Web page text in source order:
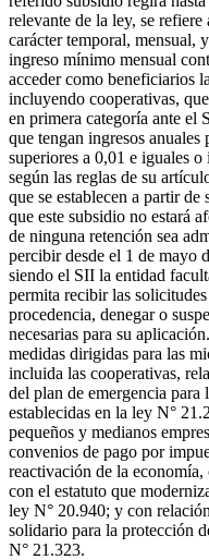
relevante de la ley, se
carácter temporal, mensual,
ingreso mínimo mensual
acceder como beneficiarios
incluyendo cooperativas,
en primera categoría ante el
que tengan ingresos
superiores a 0,01 e iguales
según las reglas de su
que se establecen a partir
que este subsidio no estará
de ninguna retención sea
percibir desde el 1 de mayo
siendo el SII la entidad
permita recibir las
procedencia, denegar o
necesarias para su
medidas dirigidas para las
incluida las cooperativas,
del plan de emergencia
establecidas en la ley N°
pequeños y medianos
convenios de pago por
reactivación de la
con el estatuto que
ley N° 20.940; y con
solidario para la protección
N° 21.323.